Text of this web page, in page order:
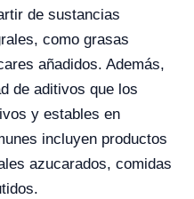
de sustancias
como grasas
añadidos. Además,
de aditivos que los
y estables en
incluyen productos
azucarados, comidas